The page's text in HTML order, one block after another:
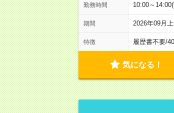
勤務時間 10:00～
期間 2026年09月
特徴 履歴書不要/
気になる！